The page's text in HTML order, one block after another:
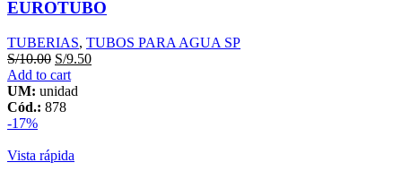
EUROTUBO
TUBERIAS, TUBOS PARA AGUA SP
S/10.00 S/9.50
Add to cart
UM: unidad
Cód.: 878
-17%
Vista rápida